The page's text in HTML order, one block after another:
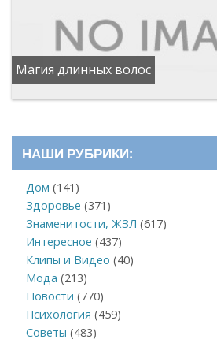
Магия длинных волос
НАШИ РУБРИКИ:
Дом (141)
Здоровье (371)
Знаменитости, ЖЗЛ (617)
Интересное (437)
Клипы и Видео (40)
Мода (213)
Новости (770)
Психология (459)
Советы (483)